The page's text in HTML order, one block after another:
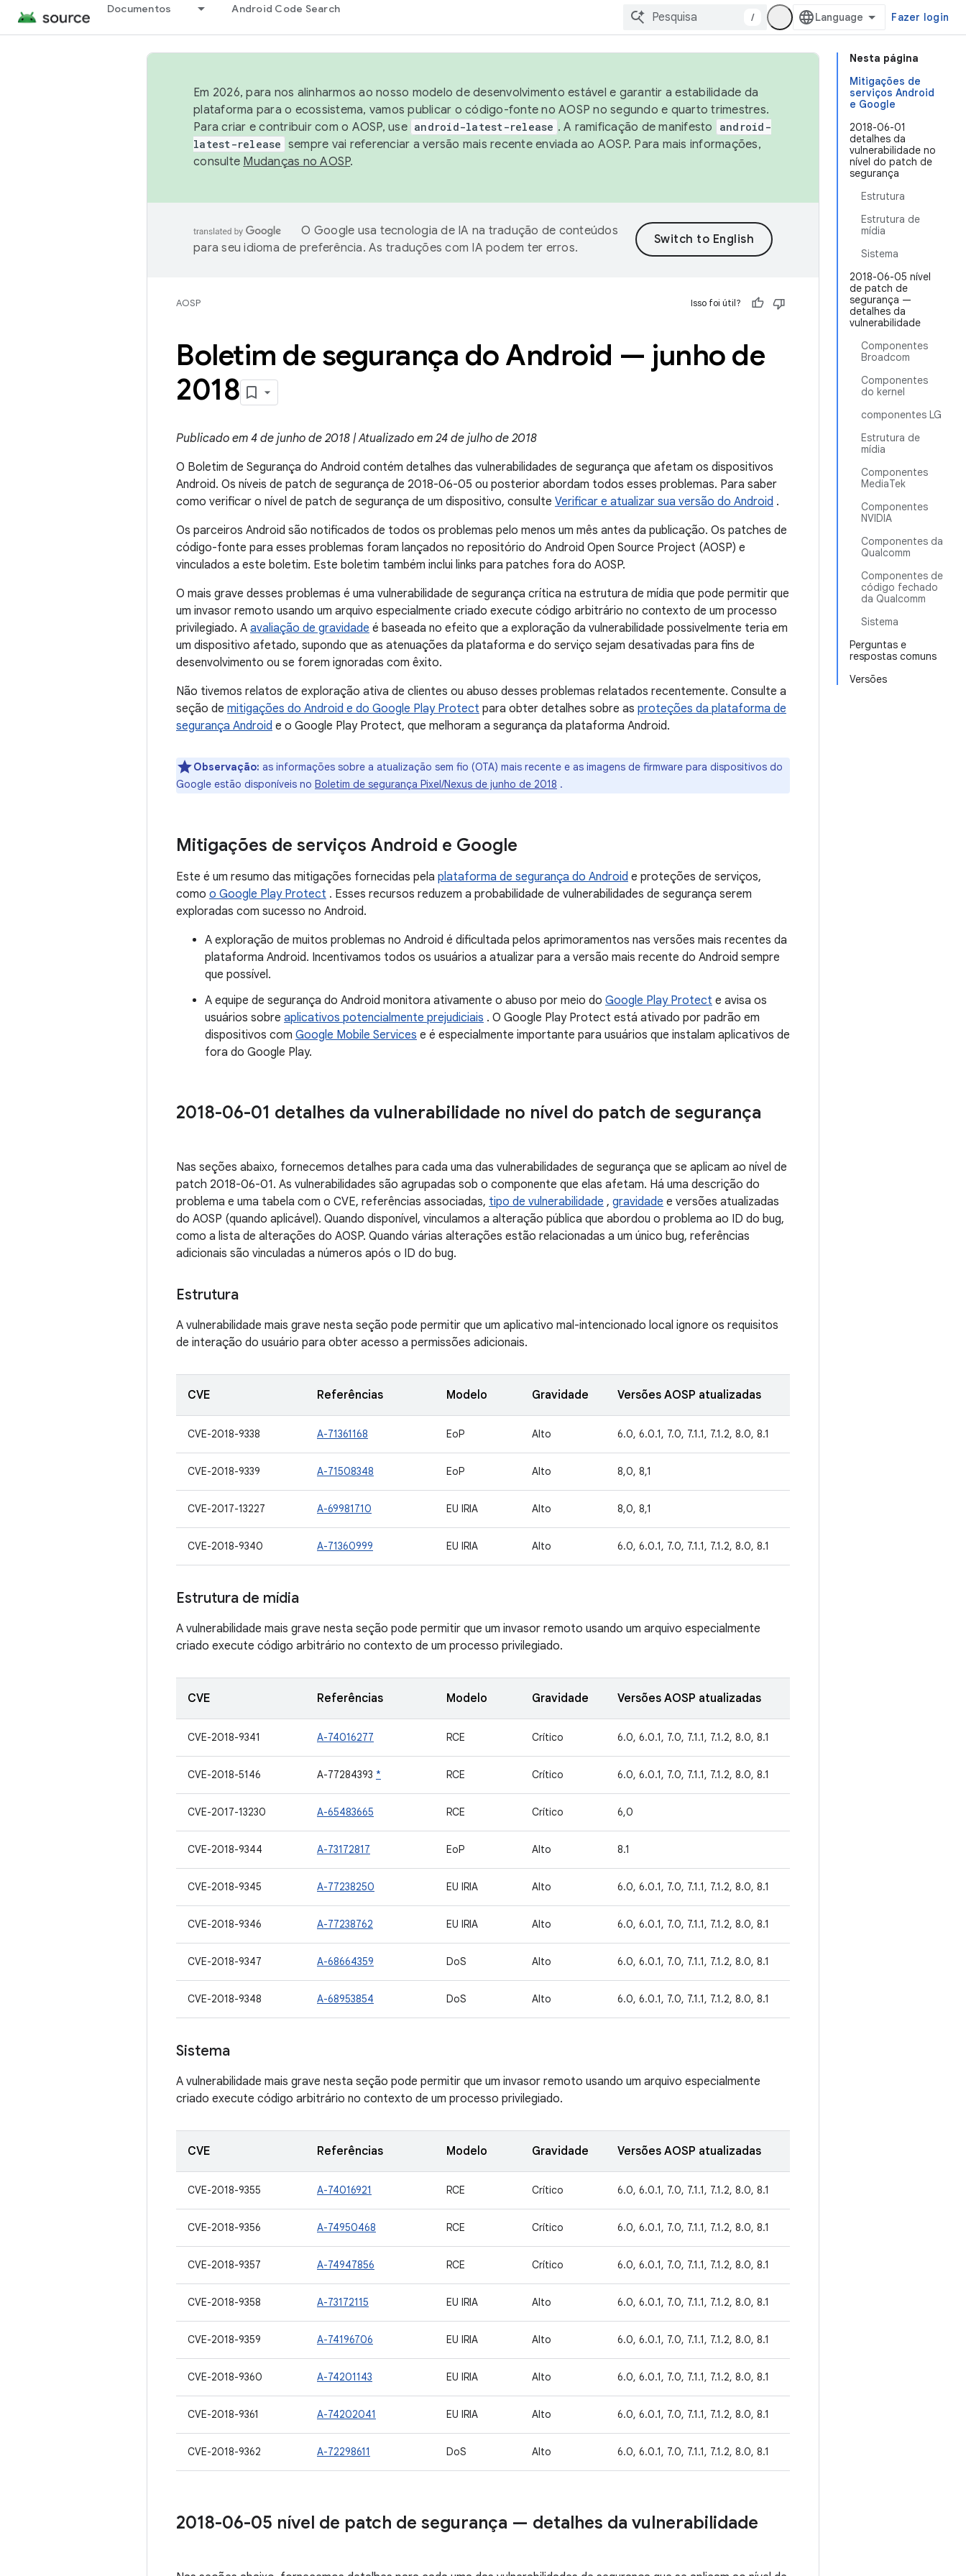
Documentos Android Code Search
/ Fazer login
Nesta página
Mitigações de
serviços Android
e Google
2018-06-01
detalhes da
vulnerabilidade no
nível do patch de
segurança
Estrutura
Estrutura de
mídia
Sistema
2018-06-05 nível
de patch de
segurança —
detalhes da
vulnerabilidade
Componentes
Broadcom
Componentes
do kernel
componentes LG
Estrutura de
mídia
Componentes
MediaTek
Componentes
NVIDIA
Componentes da
Qualcomm
Componentes de
código fechado
da Qualcomm
Sistema
Perguntas e
respostas comuns
Versões
Em 2026, para nos alinharmos ao nosso modelo de desenvolvimento estável e garantir a estabilidade da
plataforma para o ecossistema, vamos publicar o código-fonte no AOSP no segundo e quarto trimestres.
Para criar e contribuir com o AOSP, use android-latest-release . A ramificação de manifesto
android-
latest-release sempre vai referenciar a versão mais recente enviada ao AOSP. Para mais informações,
consulte Mudanças no AOSP.
O Google usa tecnologia de IA na tradução de conteúdos
para seu idioma de preferência. As traduções com IA podem ter erros.
AOSP Isso foi útil?
Boletim de segurança do Android — junho de
2018
Publicado em 4 de junho de 2018 | Atualizado em 24 de julho de 2018
O Boletim de Segurança do Android contém detalhes das vulnerabilidades de segurança que afetam os dispositivos
Android. Os níveis de patch de segurança de 2018-06-05 ou posterior abordam todos esses problemas. Para saber
como verificar o nível de patch de segurança de um dispositivo, consulte Verificar e atualizar sua versão do Android .
Os parceiros Android são notificados de todos os problemas pelo menos um mês antes da publicação. Os patches de
código-fonte para esses problemas foram lançados no repositório do Android Open Source Project (AOSP) e
vinculados a este boletim. Este boletim também inclui links para patches fora do AOSP.
O mais grave desses problemas é uma vulnerabilidade de segurança crítica na estrutura de mídia que pode permitir que
um invasor remoto usando um arquivo especialmente criado execute código arbitrário no contexto de um processo
privilegiado. A avaliação de gravidade é baseada no efeito que a exploração da vulnerabilidade possivelmente teria em
um dispositivo afetado, supondo que as atenuações da plataforma e do serviço sejam desativadas para fins de
desenvolvimento ou se forem ignoradas com êxito.
Não tivemos relatos de exploração ativa de clientes ou abuso desses problemas relatados recentemente. Consulte a
seção de mitigações do Android e do Google Play Protect para obter detalhes sobre as proteções da plataforma de
segurança Android e o Google Play Protect, que melhoram a segurança da plataforma Android.
Observação: as informações sobre a atualização sem fio (OTA) mais recente e as imagens de firmware para dispositivos do
Google estão disponíveis no Boletim de segurança Pixel/Nexus de junho de 2018 .
Mitigações de serviços Android e Google
Este é um resumo das mitigações fornecidas pela plataforma de segurança do Android e proteções de serviços,
como o Google Play Protect . Esses recursos reduzem a probabilidade de vulnerabilidades de segurança serem
exploradas com sucesso no Android.
A exploração de muitos problemas no Android é dificultada pelos aprimoramentos nas versões mais recentes da
plataforma Android. Incentivamos todos os usuários a atualizar para a versão mais recente do Android sempre
que possível.
A equipe de segurança do Android monitora ativamente o abuso por meio do Google Play Protect e avisa os
usuários sobre aplicativos potencialmente prejudiciais . O Google Play Protect está ativado por padrão em
dispositivos com Google Mobile Services e é especialmente importante para usuários que instalam aplicativos de
fora do Google Play.
2018-06-01 detalhes da vulnerabilidade no nível do patch de segurança
Nas seções abaixo, fornecemos detalhes para cada uma das vulnerabilidades de segurança que se aplicam ao nível de
patch 2018-06-01. As vulnerabilidades são agrupadas sob o componente que elas afetam. Há uma descrição do
problema e uma tabela com o CVE, referências associadas, tipo de vulnerabilidade , gravidade e versões atualizadas
do AOSP (quando aplicável). Quando disponível, vinculamos a alteração pública que abordou o problema ao ID do bug,
como a lista de alterações do AOSP. Quando várias alterações estão relacionadas a um único bug, referências
adicionais são vinculadas a números após o ID do bug.
Estrutura
A vulnerabilidade mais grave nesta seção pode permitir que um aplicativo mal-intencionado local ignore os requisitos
de interação do usuário para obter acesso a permissões adicionais.
CVE Referências Modelo Gravidade Versões AOSP atualizadas
CVE-2018-9338 A-71361168 EoP Alto 6.0, 6.0.1, 7.0, 7.1.1, 7.1.2, 8.0, 8.1
CVE-2018-9339 A-71508348 EoP Alto 8,0, 8,1
CVE-2017-13227 A-69981710 EU IRIA Alto 8,0, 8,1
CVE-2018-9340 A-71360999 EU IRIA Alto 6.0, 6.0.1, 7.0, 7.1.1, 7.1.2, 8.0, 8.1
Estrutura de mídia
A vulnerabilidade mais grave nesta seção pode permitir que um invasor remoto usando um arquivo especialmente
criado execute código arbitrário no contexto de um processo privilegiado.
CVE Referências Modelo Gravidade Versões AOSP atualizadas
CVE-2018-9341 A-74016277 RCE Crítico 6.0, 6.0.1, 7.0, 7.1.1, 7.1.2, 8.0, 8.1
CVE-2018-5146 A-77284393 * RCE Crítico 6.0, 6.0.1, 7.0, 7.1.1, 7.1.2, 8.0, 8.1
CVE-2017-13230 A-65483665 RCE Crítico 6,0
CVE-2018-9344 A-73172817 EoP Alto 8.1
CVE-2018-9345 A-77238250 EU IRIA Alto 6.0, 6.0.1, 7.0, 7.1.1, 7.1.2, 8.0, 8.1
CVE-2018-9346 A-77238762 EU IRIA Alto 6.0, 6.0.1, 7.0, 7.1.1, 7.1.2, 8.0, 8.1
CVE-2018-9347 A-68664359 DoS Alto 6.0, 6.0.1, 7.0, 7.1.1, 7.1.2, 8.0, 8.1
CVE-2018-9348 A-68953854 DoS Alto 6.0, 6.0.1, 7.0, 7.1.1, 7.1.2, 8.0, 8.1
Sistema
A vulnerabilidade mais grave nesta seção pode permitir que um invasor remoto usando um arquivo especialmente
criado execute código arbitrário no contexto de um processo privilegiado.
CVE Referências Modelo Gravidade Versões AOSP atualizadas
CVE-2018-9355 A-74016921 RCE Crítico 6.0, 6.0.1, 7.0, 7.1.1, 7.1.2, 8.0, 8.1
CVE-2018-9356 A-74950468 RCE Crítico 6.0, 6.0.1, 7.0, 7.1.1, 7.1.2, 8.0, 8.1
CVE-2018-9357 A-74947856 RCE Crítico 6.0, 6.0.1, 7.0, 7.1.1, 7.1.2, 8.0, 8.1
CVE-2018-9358 A-73172115 EU IRIA Alto 6.0, 6.0.1, 7.0, 7.1.1, 7.1.2, 8.0, 8.1
CVE-2018-9359 A-74196706 EU IRIA Alto 6.0, 6.0.1, 7.0, 7.1.1, 7.1.2, 8.0, 8.1
CVE-2018-9360 A-74201143 EU IRIA Alto 6.0, 6.0.1, 7.0, 7.1.1, 7.1.2, 8.0, 8.1
CVE-2018-9361 A-74202041 EU IRIA Alto 6.0, 6.0.1, 7.0, 7.1.1, 7.1.2, 8.0, 8.1
CVE-2018-9362 A-72298611 DoS Alto 6.0, 6.0.1, 7.0, 7.1.1, 7.1.2, 8.0, 8.1
2018-06-05 nível de patch de segurança — detalhes da vulnerabilidade